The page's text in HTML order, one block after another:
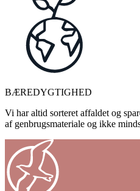
BÆREDYGTIGHED
Vi har altid sorteret affaldet og
af genbrugsmateriale og ikke